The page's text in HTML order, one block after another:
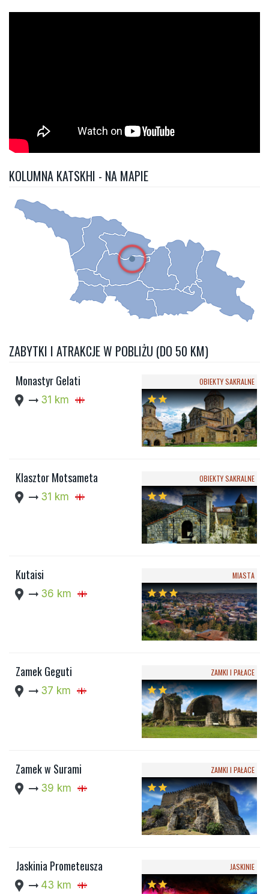
KOLUMNA KATSKHI - NA MAPIE
ZABYTKI I ATRAKCJE W POBLIŻU (DO 50 KM)
Monastyr Gelati
location_pin arrow_right_alt 31 km
OBIEKTY SAKRALNE
starstar
Klasztor Motsameta
location_pin arrow_right_alt 31 km
OBIEKTY SAKRALNE
starstar
Kutaisi
location_pin arrow_right_alt 36 km
MIASTA
starstarstar
Zamek Geguti
location_pin arrow_right_alt 37 km
ZAMKI I PAŁACE
starstar
Zamek w Surami
location_pin arrow_right_alt 39 km
ZAMKI I PAŁACE
starstar
Jaskinia Prometeusza
location_pin arrow_right_alt 43 km
JASKINIE
starstar